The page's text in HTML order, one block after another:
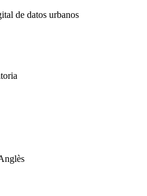
de datos urbanos